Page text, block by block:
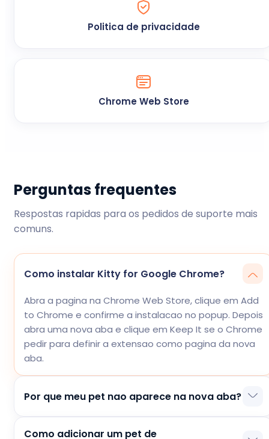
Politica de privacidade
Chrome Web Store
Perguntas frequentes
Respostas rapidas para os pedidos de suporte mais
comuns.
Como instalar Kitty for Google Chrome?
Abra a pagina na Chrome Web Store, clique em Add
to Chrome e confirme a instalacao no popup. Depois
abra uma nova aba e clique em Keep It se o Chrome
pedir para definir a extensao como pagina da nova
aba.
Por que meu pet nao aparece na nova aba?
Como adicionar um pet de